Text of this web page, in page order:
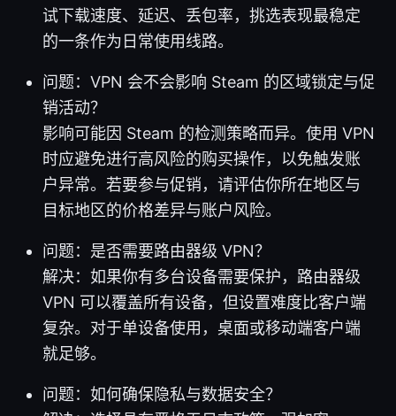
试下载速度、延迟、丢包率，挑选表现最稳定
的一条作为日常使用线路。
问题：VPN 会不会影响 Steam 的区域锁定与促
销活动？
影响可能因 Steam 的检测策略而异。使用 VPN
时应避免进行高风险的购买操作，以免触发账
户异常。若要参与促销，请评估你所在地区与
目标地区的价格差异与账户风险。
问题：是否需要路由器级 VPN？
解决：如果你有多台设备需要保护，路由器级
VPN 可以覆盖所有设备，但设置难度比客户端
复杂。对于单设备使用，桌面或移动端客户端
就足够。
问题：如何确保隐私与数据安全？